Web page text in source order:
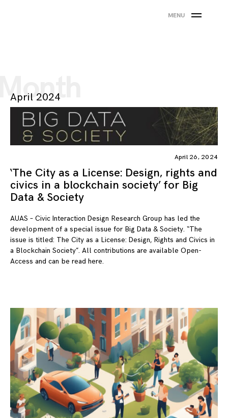
Charging the Commons
MENU
April 2024
April 26, 2024
‘The City as a License: Design, rights and
civics in a blockchain society’ for Big
Data & Society
AUAS – Civic Interaction Design Research Group has led the
development of a special issue for Big Data & Society. “The
issue is titled: The City as a License: Design, Rights and Civics in
a Blockchain Society”. All contributions are available Open-
Access and can be read here.